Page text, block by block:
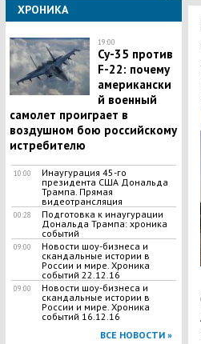
ХРОНИКА
19:00
Су-35 против
F-22: почему
американски
й военный
самолет проиграет в
воздушном бою российскому
истребителю
10:00
Инаугурация 45-го
президента США Дональда
Трампа. Прямая
видеотрансляция
00:28
Подготовка к инаугурации
Дональда Трампа: хроника
событий
09:00
Новости шоу-бизнеса и
скандальные истории в
России и мире. Хроника
событий 22.12.16
09:00
Новости шоу-бизнеса и
скандальные истории в
России и мире. Хроника
событий 16.12.16
ВСЕ НОВОСТИ »